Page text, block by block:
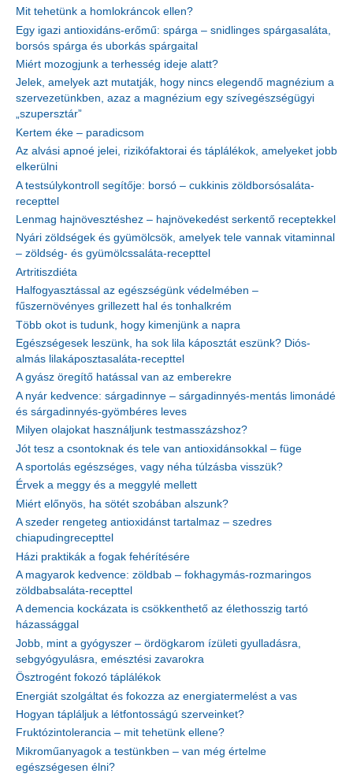
Mit tehetünk a homlokráncok ellen?
Egy igazi antioxidáns-erőmű: spárga – snidlinges spárgasaláta,
borsós spárga és uborkás spárgaital
Miért mozogjunk a terhesség ideje alatt?
Jelek, amelyek azt mutatják, hogy nincs elegendő magnézium a
szervezetünkben, azaz a magnézium egy szívegészségügyi
„szupersztár”
Kertem éke – paradicsom
Az alvási apnoé jelei, rizikófaktorai és táplálékok, amelyeket jobb
elkerülni
A testsúlykontroll segítője: borsó – cukkinis zöldborsósaláta-
recepttel
Lenmag hajnövesztéshez – hajnövekedést serkentő receptekkel
Nyári zöldségek és gyümölcsök, amelyek tele vannak vitaminnal
– zöldség- és gyümölcssaláta-recepttel
Artritiszdiéta
Halfogyasztással az egészségünk védelmében –
fűszernövényes grillezett hal és tonhalkrém
Több okot is tudunk, hogy kimenjünk a napra
Egészségesek leszünk, ha sok lila káposztát eszünk? Diós-
almás lilakáposztasaláta-recepttel
A gyász öregítő hatással van az emberekre
A nyár kedvence: sárgadinnye – sárgadinnyés-mentás limonádé
és sárgadinnyés-gyömbéres leves
Milyen olajokat használjunk testmasszázshoz?
Jót tesz a csontoknak és tele van antioxidánsokkal – füge
A sportolás egészséges, vagy néha túlzásba visszük?
Érvek a meggy és a meggylé mellett
Miért előnyös, ha sötét szobában alszunk?
A szeder rengeteg antioxidánst tartalmaz – szedres
chiapudingrecepttel
Házi praktikák a fogak fehérítésére
A magyarok kedvence: zöldbab – fokhagymás-rozmaringos
zöldbabsaláta-recepttel
A demencia kockázata is csökkenthető az élethosszig tartó
házassággal
Jobb, mint a gyógyszer – ördögkarom ízületi gyulladásra,
sebgyógyulásra, emésztési zavarokra
Ösztrogént fokozó táplálékok
Energiát szolgáltat és fokozza az energiatermelést a vas
Hogyan tápláljuk a létfontosságú szerveinket?
Fruktózintolerancia – mit tehetünk ellene?
Mikroműanyagok a testünkben – van még értelme
egészségesen élni?